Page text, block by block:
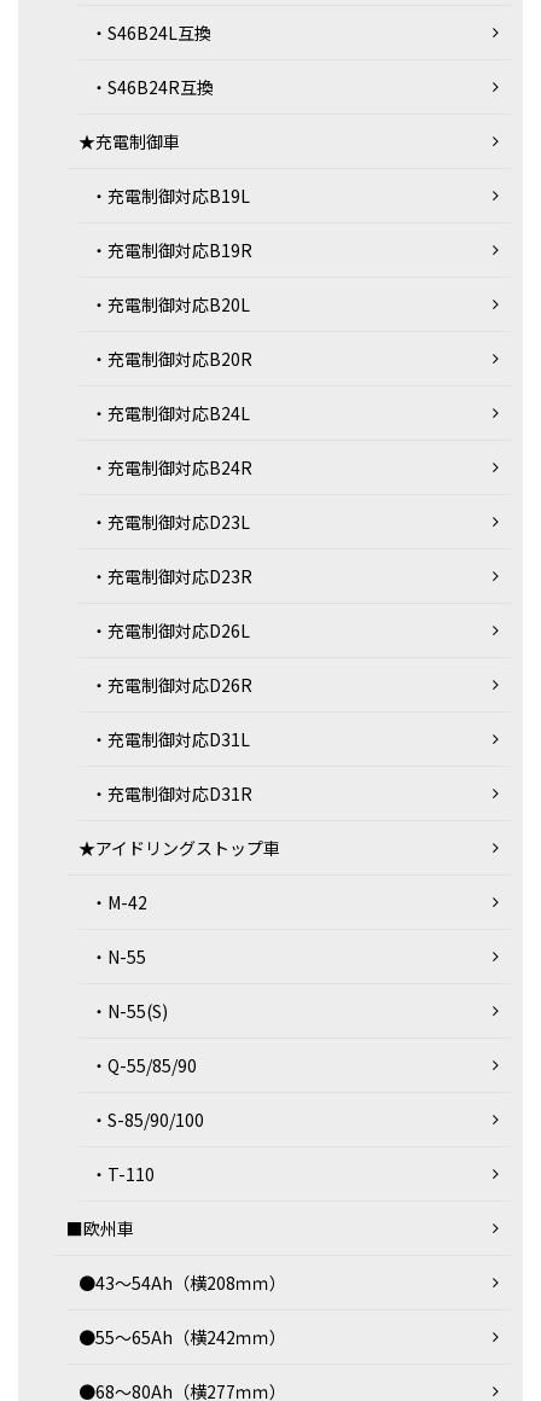
・S46B24L互換
・S46B24R互換
★充電制御車
・充電制御対応B19L
・充電制御対応B19R
・充電制御対応B20L
・充電制御対応B20R
・充電制御対応B24L
・充電制御対応B24R
・充電制御対応D23L
・充電制御対応D23R
・充電制御対応D26L
・充電制御対応D26R
・充電制御対応D31L
・充電制御対応D31R
★アイドリングストップ車
・M-42
・N-55
・N-55(S)
・Q-55/85/90
・S-85/90/100
・T-110
■欧州車
●43～54Ah（横208ｍｍ）
●55～65Ah（横242ｍｍ）
●68～80Ah（横277ｍｍ）